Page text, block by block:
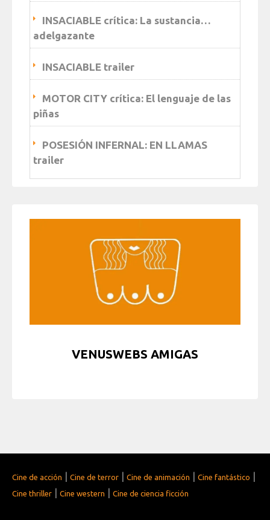
INSACIABLE crítica: La sustancia…
adelgazante
INSACIABLE trailer
MOTOR CITY crítica: El lenguaje de las
piñas
POSESIÓN INFERNAL: EN LLAMAS
trailer
VENUSWEBS AMIGAS
Cine de acción | Cine de terror | Cine de animación | Cine fantástico |
Cine thriller | Cine western | Cine de ciencia ficción